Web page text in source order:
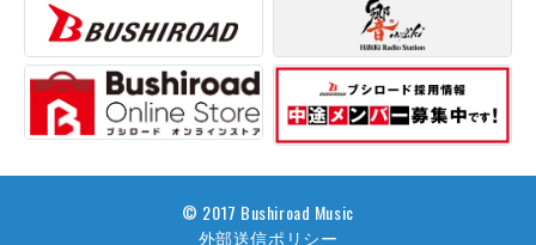
© 2017 Bushiroad Music
外部送信ポリシー